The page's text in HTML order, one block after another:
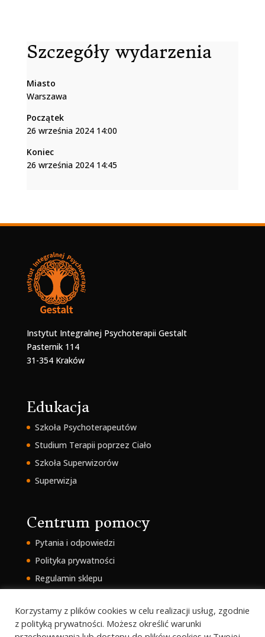
Szczegóły wydarzenia
Miasto
Warszawa
Początek
26 września 2024 14:00
Koniec
26 września 2024 14:45
Instytut Integralnej Psychoterapii Gestalt
Pasternik 114
31-354 Kraków
Edukacja
Szkoła Psychoterapeutów
Studium Terapii poprzez Ciało
Szkoła Superwizorów
Superwizja
Centrum pomocy
Pytania i odpowiedzi
Polityka prywatności
Regulamin sklepu
Korzystamy z plików cookies w celu realizacji usług, zgodnie
z polityką prywatności. Możesz określić warunki